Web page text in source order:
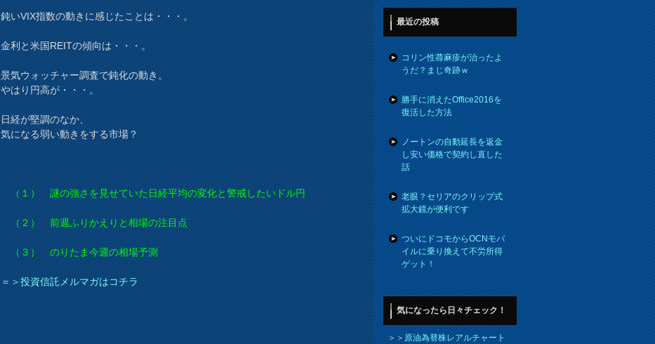
鈍いVIX指数の動きに感じたことは・・・。
金利と米国REITの傾向は・・・。
景気ウォッチャー調査で鈍化の動き。
やはり円高が・・・。
日経が堅調のなか、
気になる弱い動きをする市場？
（１） 謎の強さを見せていた日経平均の変化と警戒したいドル円
（２） 前週ふりかえりと相場の注目点
（３） のりたま今週の相場予測
＝＞投資信託メルマガはコチラ
最近の投稿
コリン性蕁麻疹が治ったよ
うだ？まじ奇跡ｗ
勝手に消えたOffice2016を
復活した方法
ノートンの自動延長を返金
し安い価格で契約し直した
話
老眼？セリアのクリップ式
拡大鏡が便利です
ついにドコモからOCNモバ
イルに乗り換えて不労所得
ゲット！
気になったら日々チェック！
＞＞原油為替株レアルチャート